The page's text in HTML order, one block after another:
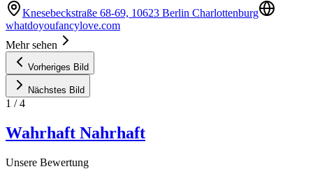
Knesebeckstraße 68-69, 10623 Berlin Charlottenburg
whatdoyoufancylove.com
Mehr sehen
Vorheriges Bild
Nächstes Bild
1 /4
Wahrhaft Nahrhaft
Unsere Bewertung